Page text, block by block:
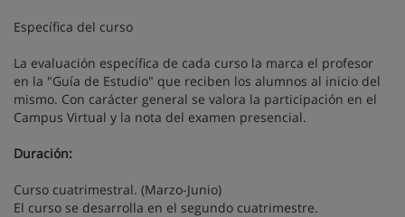
Específica del curso
La evaluación específica de cada curso la marca el profesor
en la "Guía de Estudio" que reciben los alumnos al inicio del
mismo. Con carácter general se valora la participación en el
Campus Virtual y la nota del examen presencial.
Duración:
Curso cuatrimestral. (Marzo-Junio)
El curso se desarrolla en el segundo cuatrimestre.